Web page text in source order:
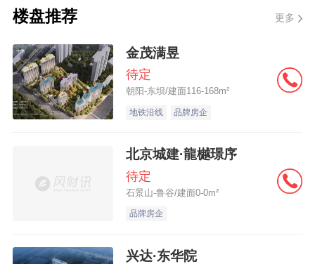
做法，重庆、上海做法还是有一些借鉴的地
显。”梅兴保说。
梅兴保认为，不动产登记对征收房地产税非
常重要的，是基础。“包括谁有几套房什么
的，这些要全国统一的收集起来。”
梅兴保建议，借鉴国内国外的经验的做法，
包括一些户籍制度等配套措施都要配合起
楼盘推荐 更多
金茂满昱
待定
朝阳-东坝/建面116-168m²
地铁沿线 品牌房企
北京城建·龍樾璟序
待定
石景山-鲁谷/建面0-0m²
品牌房企
兴达·东华院